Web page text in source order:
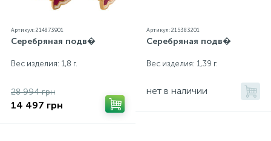
Артикул: 214873901
Серебряная подв�
Вес изделия: 1,8 г.
28 994 грн
14 497 грн
Артикул: 215383201
Серебряная подв�
Вес изделия: 1,39 г.
нет в наличии